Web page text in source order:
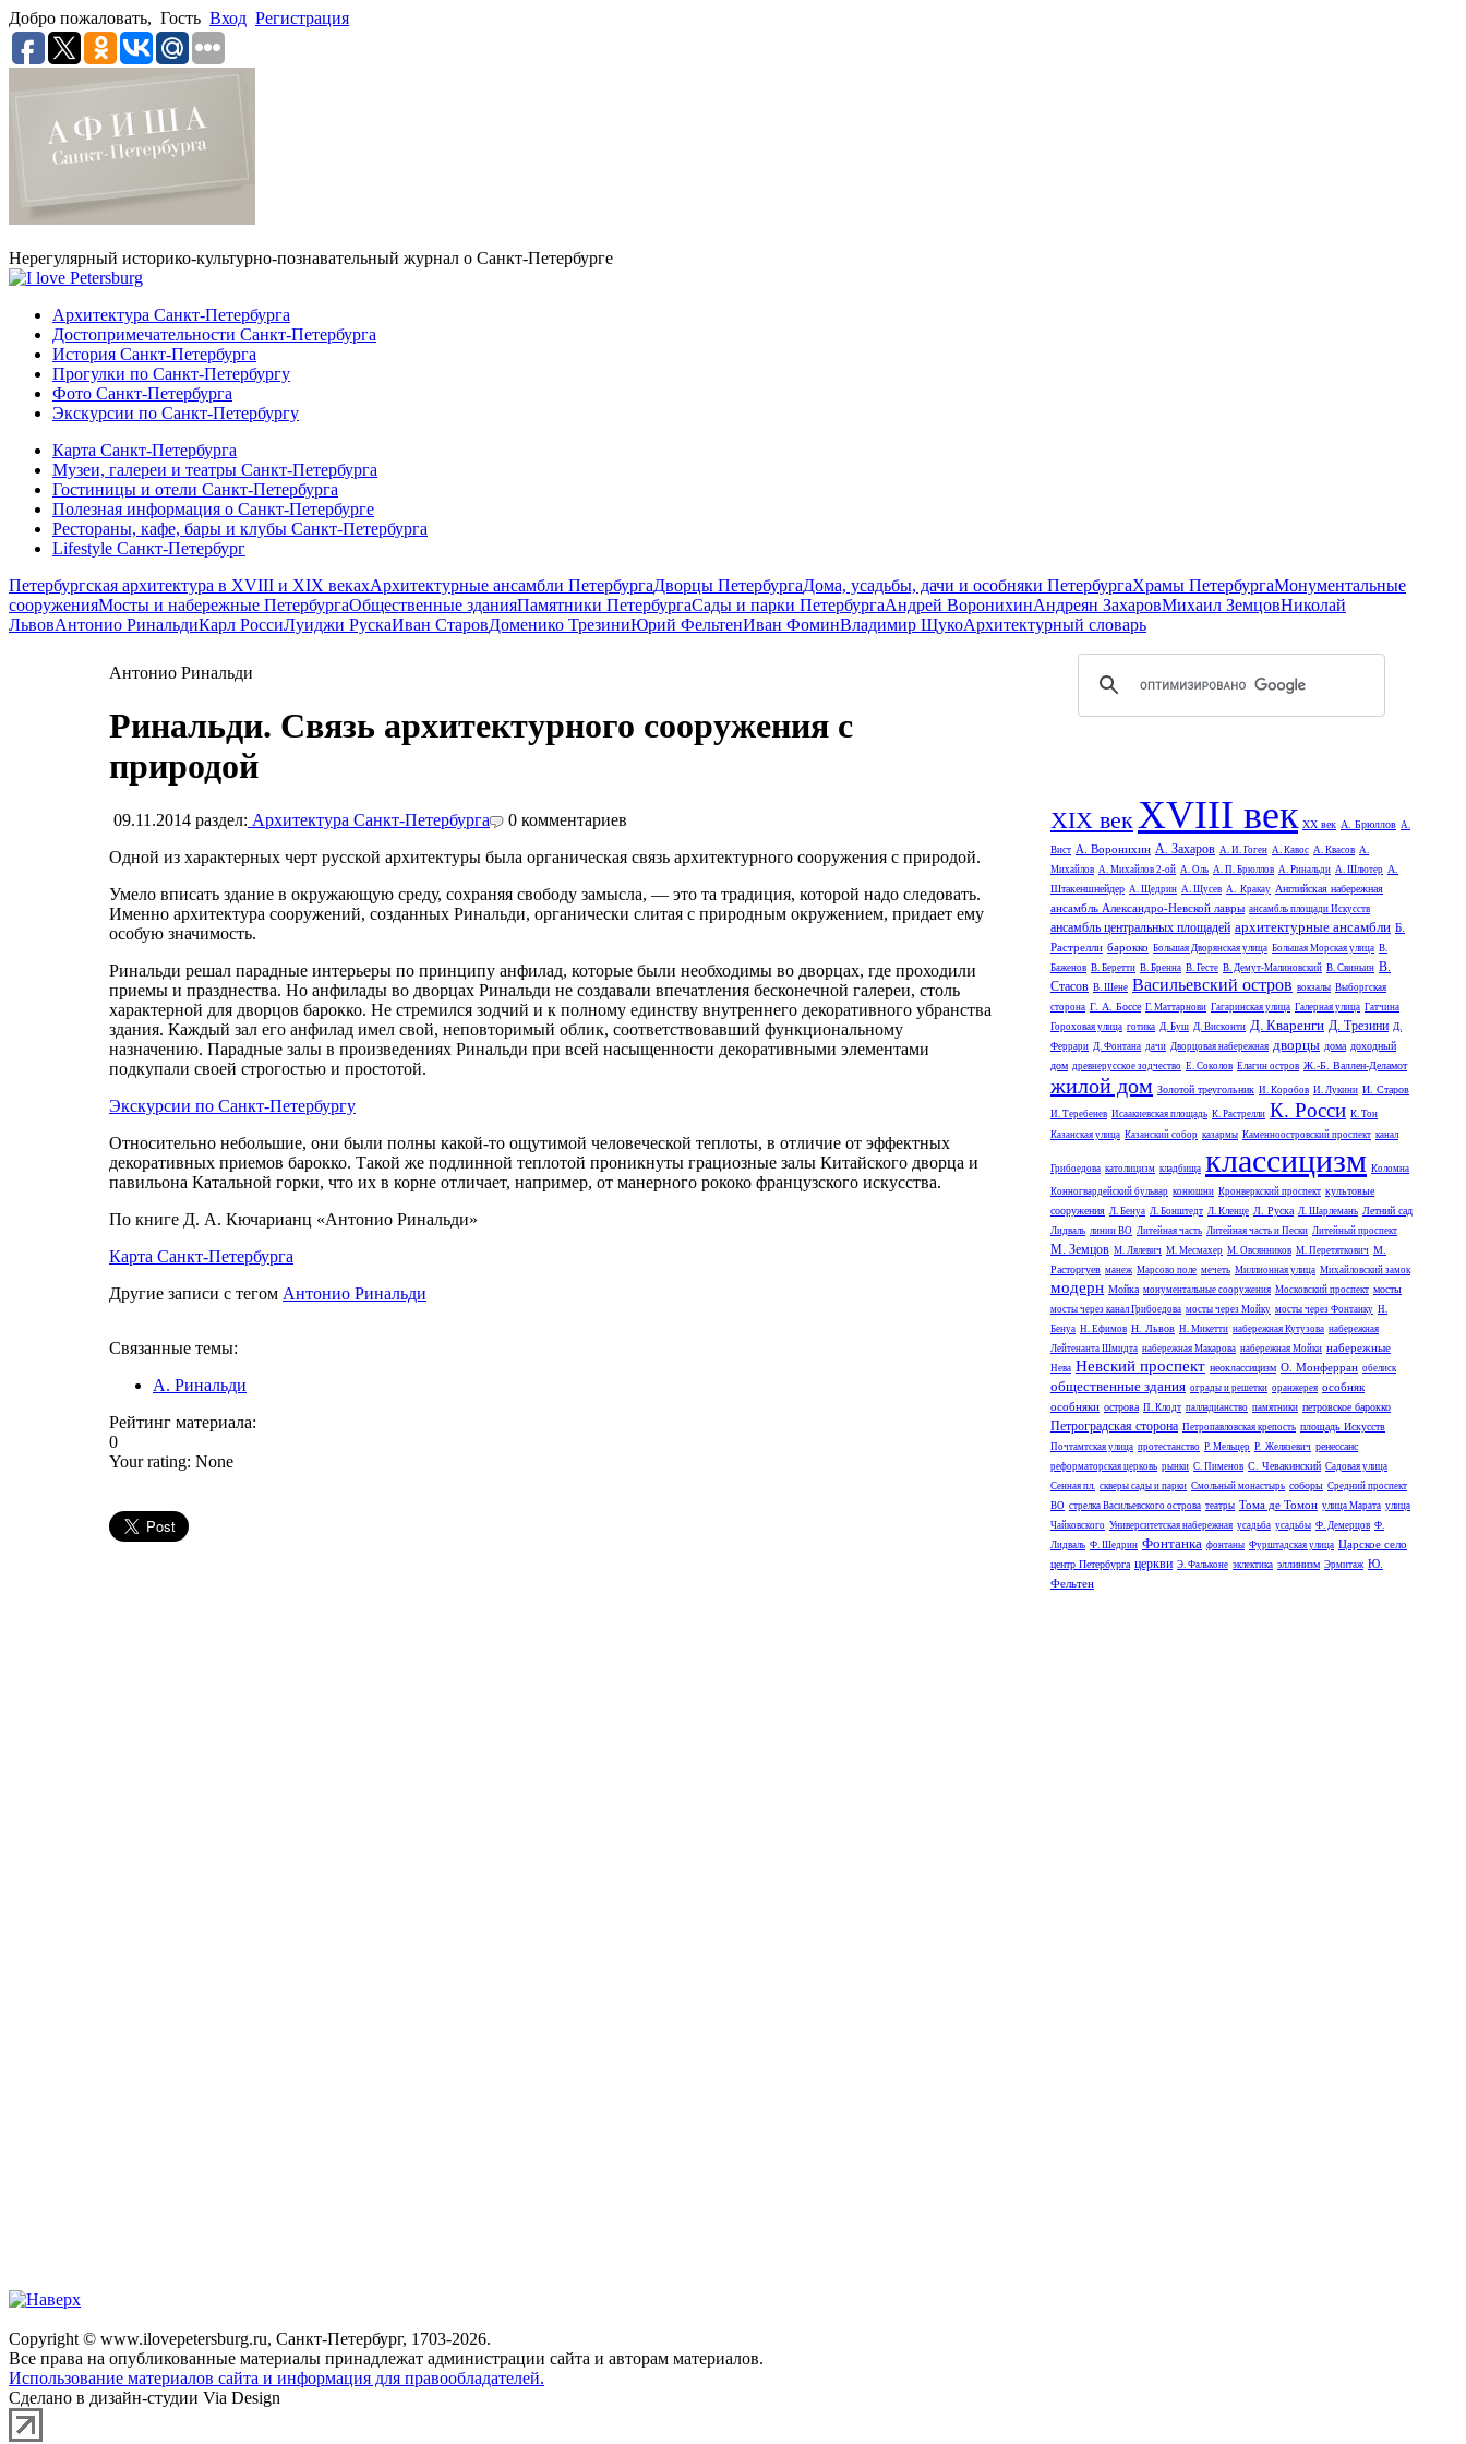
Добро пожаловать, Гость Вход Регистрация
Нерегулярный историко-культурно-познавательный журнал о Санкт-Петербурге
Архитектура Санкт-Петербурга
Достопримечательности Санкт-Петербурга
История Санкт-Петербурга
Прогулки по Санкт-Петербургу
Фото Санкт-Петербурга
Экскурсии по Санкт-Петербургу
Карта Санкт-Петербурга
Музеи, галереи и театры Санкт-Петербурга
Гостиницы и отели Санкт-Петербурга
Полезная информация о Санкт-Петербурге
Рестораны, кафе, бары и клубы Санкт-Петербурга
Lifestyle Санкт-Петербург
Петербургская архитектура в XVIII и XIX векахАрхитектурные ансамбли ПетербургаДворцы ПетербургаДома, усадьбы, дачи и особняки ПетербургаХрамы ПетербургаМонументальные
сооруженияМосты и набережные ПетербургаОбщественные зданияПамятники ПетербургаСады и парки ПетербургаАндрей ВоронихинАндреян ЗахаровМихаил ЗемцовНиколай
ЛьвовАнтонио РинальдиКарл РоссиЛуиджи РускаИван СтаровДоменико ТрезиниЮрий ФельтенИван ФоминВладимир ЩукоАрхитектурный словарь
Антонио Ринальди
Ринальди. Связь архитектурного сооружения с
природой
09.11.2014 раздел: Архитектура Санкт-Петербурга 0 комментариев
Одной из характерных черт русской архитектуры была органическая связь архитектурного сооружения с природой.
Умело вписать здание в окружающую среду, сохраняя свободу замысла, — это та традиция, которой надо следовать.
Именно архитектура сооружений, созданных Ринальди, органически слитая с природным окружением, придает ему
особую значимость.
Ринальди решал парадные интерьеры по принципу анфилад, которые были необходимы во дворцах, где проходили
приемы и празднества. Но анфилады во дворцах Ринальди не создавали впечатления бесконечной галереи, столь
характерной для дворцов барокко. Не стремился зодчий и к полному единству внутреннего декоративного убранства
здания. Каждый зал его анфилад имел свой, неповторимый облик, соответствовавший функциональному
назначению. Парадные залы в произведениях Ринальди при всей насыщенности декоративными элементами
подкупали своей строгостью и простотой.
Экскурсии по Санкт-Петербургу
Относительно небольшие, они были полны какой-то ощутимой человеческой теплоты, в отличие от эффектных
декоративных приемов барокко. Такой же подлинной теплотой проникнуты грациозные залы Китайского дворца и
павильона Катальной горки, что их в корне отличает, например, от манерного рококо французского искусства.
По книге Д. А. Кючарианц «Антонио Ринальди»
Карта Санкт-Петербурга
Другие записи с тегом Антонио Ринальди
Связанные темы:
А. Ринальди
Рейтинг материала:
0
Your rating: None
XIX векXVIII век XX век А. Брюллов А.
Вист А. Воронихин А. Захаров А. И. Гоген А. Кавос А. Квасов А.
Михайлов А. Михайлов 2-ой А. Оль А. П. Брюллов А. Ринальди А. Шлютер А.
Штакеншнейдер А. Щедрин А. Щусев А. Кракау Английская набережная
ансамбль Александро-Невской лавры ансамбль площади Искусств
ансамбль центральных площадей архитектурные ансамбли Б.
Растрелли барокко Большая Дворянская улица Большая Морская улица В.
Баженов В. Беретти В. Бренна В. Гесте В. Демут-Малиновский В. Свиньин В.
Стасов В. Шене Васильевский остров вокзалы Выборгская
сторона Г. А. Боссе Г. Маттарнови Гагаринская улица Галерная улица Гатчина
Гороховая улица готика Д. Буш Д. Висконти Д. Кваренги Д. Трезини Д.
Феррари Д. Фонтана дачи Дворцовая набережная дворцы дома доходный
дом древнерусское зодчество Е. Соколов Елагин остров Ж.-Б. Валлен-Деламот
жилой дом Золотой треугольник И. Коробов И. Лукини И. Старов
И. Теребенев Исаакиевская площадь К. Растрелли К. Росси К. Тон
Казанская улица Казанский собор казармы Каменноостровский проспект канал
Грибоедова католицизм кладбища классицизм Коломна
Конногвардейский бульвар конюшни Кронверкский проспект культовые
сооружения Л. Бенуа Л. Бонштедт Л. Кленце Л. Руска Л. Шарлемань Летний сад
Лидваль линии ВО Литейная часть Литейная часть и Пески Литейный проспект
М. Земцов М. Лялевич М. Месмахер М. Овсянников М. Перетяткович М.
Расторгуев манеж Марсово поле мечеть Миллионная улица Михайловский замок
модерн Мойка монументальные сооружения Московский проспект мосты
мосты через канал Грибоедова мосты через Мойку мосты через Фонтанку Н.
Бенуа Н. Ефимов Н. Львов Н. Микетти набережная Кутузова набережная
Лейтенанта Шмидта набережная Макарова набережная Мойки набережные
Нева Невский проспект неоклассицизм О. Монферран обелиск
общественные здания ограды и решетки оранжерея особняк
особняки острова П. Клодт палладианство памятники петровское барокко
Петроградская сторона Петропавловская крепость площадь Искусств
Почтамтская улица протестанство Р. Мельцер Р. Желязевич ренессанс
реформаторская церковь рынки С. Пименов С. Чевакинский Садовая улица
Сенная пл. скверы сады и парки Смольный монастырь соборы Средний проспект
ВО стрелка Васильевского острова театры Тома де Томон улица Марата улица
Чайковского Университетская набережная усадьба усадьбы Ф. Демерцов Ф.
Лидваль Ф. Шедрин Фонтанка фонтаны Фурштадская улица Царское село
центр Петербурга церкви Э. Фальконе эклектика эллинизм Эрмитаж Ю.
Фельтен
Copyright © www.ilovepetersburg.ru, Санкт-Петербург, 1703-2026.
Все права на опубликованные материалы принадлежат администрации сайта и авторам материалов.
Использование материалов сайта и информация для правообладателей.
Сделано в дизайн-студии Via Design